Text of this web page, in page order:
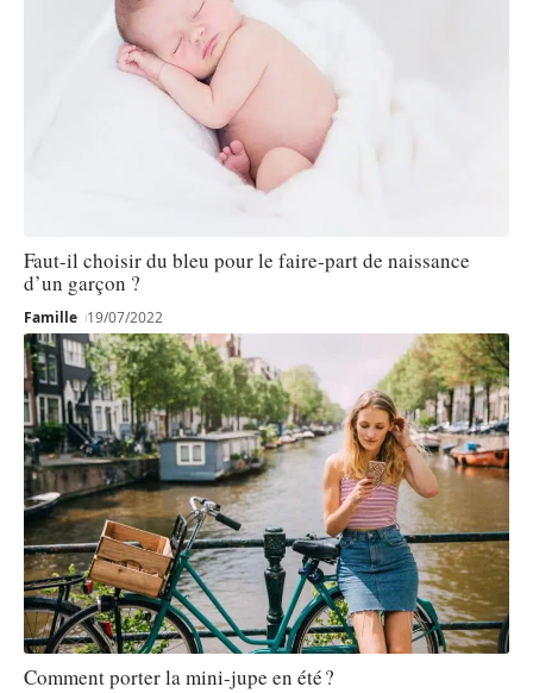
Faut-il choisir du bleu pour le faire-part de naissance
d’un garçon ?
Famille 19/07/2022
Comment porter la mini-jupe en été ?